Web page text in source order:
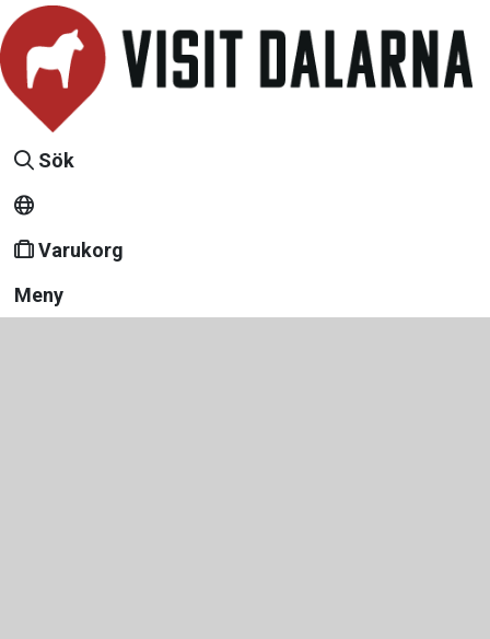
Sök
Varukorg
Meny